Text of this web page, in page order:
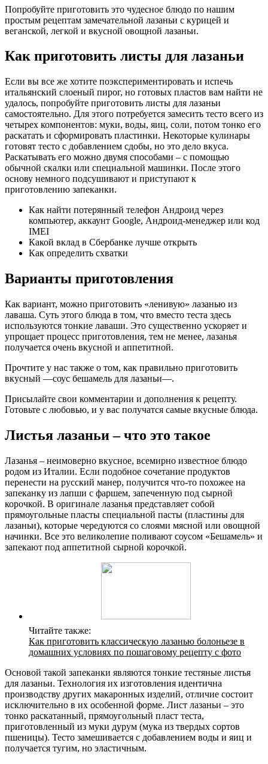
Попробуйте приготовить это чудесное блюдо по нашим
простым рецептам замечательной лазаньи с курицей и
веганской, легкой и вкусной овощной лазаньи.
Как приготовить листы для лазаньи
Если вы все же хотите поэкспериментировать и испечь
итальянский слоеный пирог, но готовых пластов вам найти не
удалось, попробуйте приготовить листы для лазаньи
самостоятельно. Для этого потребуется замесить тесто всего из
четырех компонентов: муки, воды, яиц, соли, потом тонко его
раскатать и сформировать пластинки. Некоторые кулинары
готовят тесто с добавлением сдобы, но это дело вкуса.
Раскатывать его можно двумя способами – с помощью
обычной скалки или специальной машинки. После этого
основу немного подсушивают и приступают к
приготовлению запеканки.
Как найти потерянный телефон Андроид через
компьютер, аккаунт Google, Андроид-менеджер или код
IMEI
Какой вклад в Сбербанке лучше открыть
Как определить схватки
Варианты приготовления
Как вариант, можно приготовить «ленивую» лазанью из
лаваша. Суть этого блюда в том, что вместо теста здесь
используются тонкие лаваши. Это существенно ускоряет и
упрощает процесс приготовления, тем не менее, лазанья
получается очень вкусной и аппетитной.
Прочтите у нас также о том, как правильно приготовить
вкусный —соус бешамель для лазаньи—.
Присылайте свои комментарии и дополнения к рецепту.
Готовьте с любовью, и у вас получатся самые вкусные блюда.
Листья лазаньи – что это такое
Лазанья – неимоверно вкусное, всемирно известное блюдо
родом из Италии. Если подобное сочетание продуктов
перенести на русский манер, получится что-то похожее на
запеканку из лапши с фаршем, запеченную под сырной
корочкой. В оригинале лазанья представляет собой
прямоугольные пласты специальной пасты (пластины для
лазаньи), которые чередуются со слоями мясной или овощной
начинки. Все это великолепие поливают соусом «Бешамель» и
запекают под аппетитной сырной корочкой.
Читайте также:
Как приготовить классическую лазанью болоньезе в
домашних условиях по пошаговому рецепту с фото
Основой такой запеканки являются тонкие тестяные листья
для лазаньи. Технология их изготовления идентична
производству других макаронных изделий, отличие состоит
исключительно в их особенной форме. Лист лазаньи – это
тонко раскатанный, прямоугольный пласт теста,
приготовленный из муки дурум (мука из твердых сортов
пшеницы). Тесто замешивается с добавлением воды и яиц и
получается тугим, но эластичным.